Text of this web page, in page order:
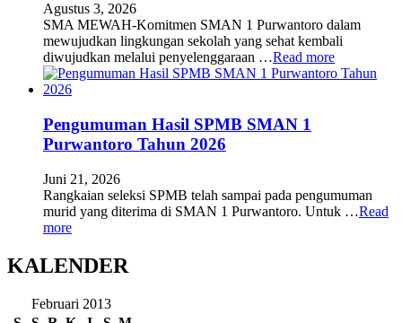
Agustus 3, 2026
SMA MEWAH-Komitmen SMAN 1 Purwantoro dalam
mewujudkan lingkungan sekolah yang sehat kembali
diwujudkan melalui penyelenggaraan …Read more
Pengumuman Hasil SPMB SMAN 1
Purwantoro Tahun 2026
Juni 21, 2026
Rangkaian seleksi SPMB telah sampai pada pengumuman
murid yang diterima di SMAN 1 Purwantoro. Untuk …Read
more
KALENDER
Februari 2013